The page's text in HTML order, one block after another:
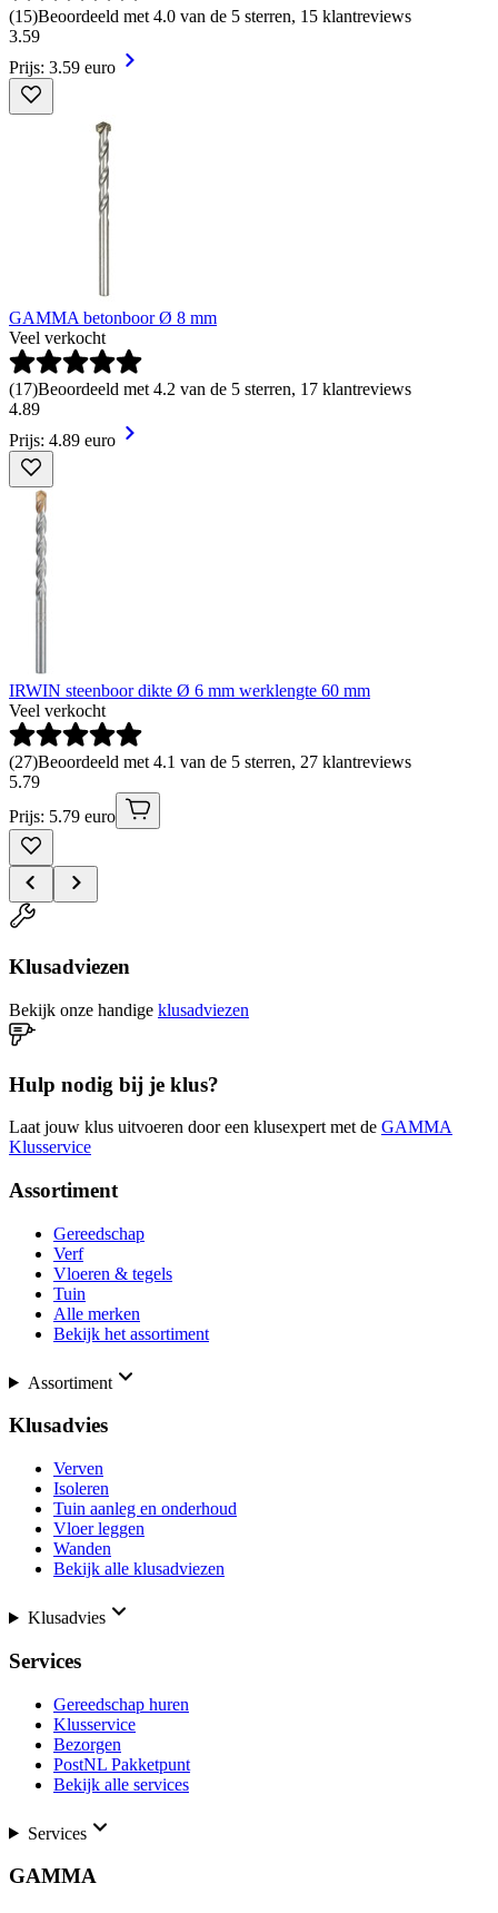
(15)Beoordeeld met 4.0 van de 5 sterren, 15 klantreviews
3.59
Prijs: 3.59 euro
GAMMA betonboor Ø 8 mm
Veel verkocht
(17)Beoordeeld met 4.2 van de 5 sterren, 17 klantreviews
4.89
Prijs: 4.89 euro
IRWIN steenboor dikte Ø 6 mm werklengte 60 mm
Veel verkocht
(27)Beoordeeld met 4.1 van de 5 sterren, 27 klantreviews
5.79
Prijs: 5.79 euro
Klusadviezen
Bekijk onze handige klusadviezen
Hulp nodig bij je klus?
Laat jouw klus uitvoeren door een klusexpert met de GAMMA
Klusservice
Assortiment
Gereedschap
Verf
Vloeren & tegels
Tuin
Alle merken
Bekijk het assortiment
Assortiment
Klusadvies
Verven
Isoleren
Tuin aanleg en onderhoud
Vloer leggen
Wanden
Bekijk alle klusadviezen
Klusadvies
Services
Gereedschap huren
Klusservice
Bezorgen
PostNL Pakketpunt
Bekijk alle services
Services
GAMMA